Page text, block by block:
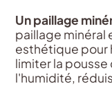
Un paillage
paillage minéral
esthétique pour
limiter la
l'humidité,